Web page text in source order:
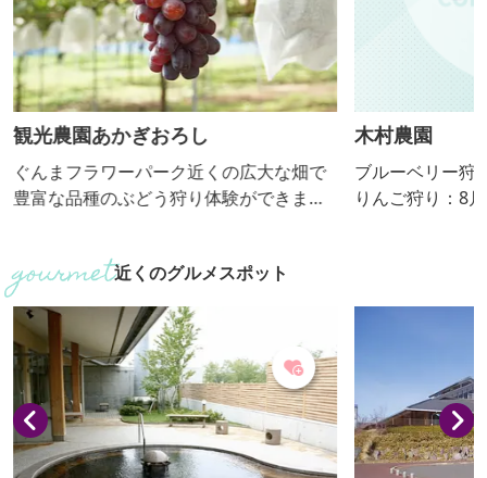
観光農園あかぎおろし
ぐんまフラワーパーク近くの広大な畑で
豊富な品種のぶどう狩り体験ができま
ジャスミン、サニールージュをはじめと
した個性あふれる様々な品種のぶどうを
育てています。ぶどう狩り体験はもちろ
ん、ご試食いただける店頭販売も人気で
す。そのほか、地元農家の朝採り新鮮野
菜やフルーツ、地場産食材、手作り加工
食品などの直売コーナーも併設してい...
木村農園
ブルーベリー狩
りんご狩り：8月
反対側の隣接地
近くのグルメスポット